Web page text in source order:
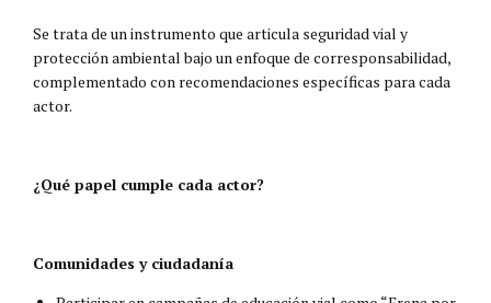
Se trata de un instrumento que articula seguridad vial y
protección ambiental bajo un enfoque de corresponsabilidad,
complementado con recomendaciones específicas para cada
actor.
¿Qué papel cumple cada actor?
Comunidades y ciudadanía